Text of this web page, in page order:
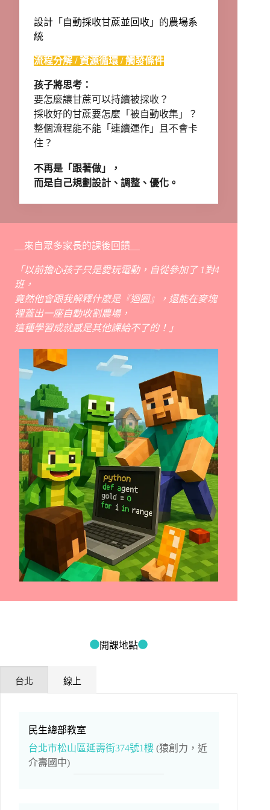
設計「自動採收甘蔗並回收」的農場系
統
流程分解 / 資源循環 / 觸發條件
孩子將思考：
要怎麼讓甘蔗可以持續被採收？
採收好的甘蔗要怎麼「被自動收集」？
整個流程能不能「連續運作」且不會卡
住？
不再是「跟著做」，
而是自己規劃設計、調整 、 優化。
＿來自眾多家長的課後回饋＿
「以前擔心孩子只是愛玩電動，自從參加了 1對4
班，
竟然他會跟我解釋什麼是『迴圈』，還能在麥塊
裡蓋出一座自動收割農場，
這種學習成就感是其他課給不了的！」
開課地點
台北 線上
民生總部教室
台北市松山區延壽街374號1樓 (猿創力，近
介壽國中)